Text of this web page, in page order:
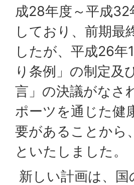
成28年度～平成
しており、前期最
したが、平成26年
り条例」の制定及
言」の決議がなさ
ポーツを通じた健
要があることから
といたしました。
新しい計画は、